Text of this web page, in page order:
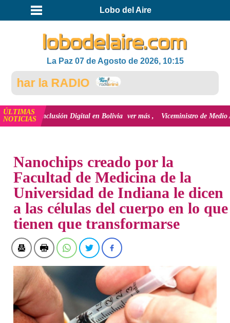
Lobo del Aire
La Paz 07 de Agosto de 2026, 10:15
la RADIO
ÚLTIMAS
NOTICIAS
la inclusión Digital en Bolivia ver más Viceministro de Medio
Nanochips creado por la
Facultad de Medicina de la
Universidad de Indiana le dicen
a las células del cuerpo en lo que
tienen que transformarse